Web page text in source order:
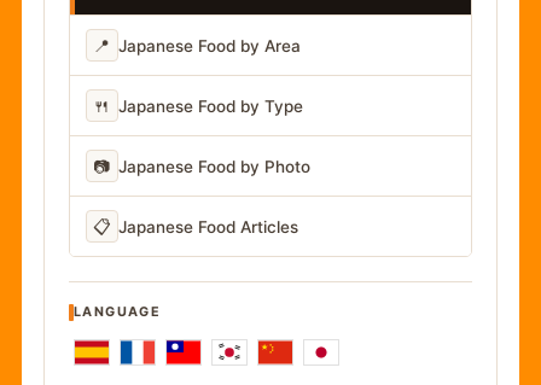
📍 Japanese Food by Area
🍴 Japanese Food by Type
📷 Japanese Food by Photo
📋 Japanese Food Articles
LANGUAGE